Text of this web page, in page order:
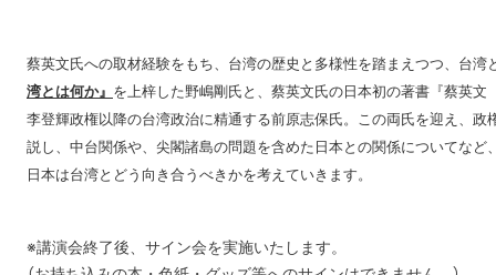
蔡英文氏への取材経験をもち、台湾の歴史と多様性を踏まえつつ、台湾
湾とは何か』 を上梓した野嶋剛氏と、蔡英文氏の日本初の著書『蔡英
李登輝政権以降の台湾政治に精通する前原志保氏。この両氏を迎え、
説し、中台関係や、尖閣諸島の問題を含めた日本との関係についてな
日本は台湾とどう向き合うべきかを考えていきます。
※講演会終了後、サイン会を実施いたします。